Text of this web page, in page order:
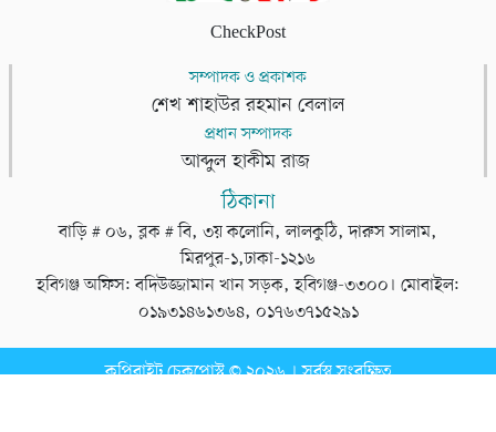
CheckPost
সম্পাদক ও প্রকাশক
শেখ শাহাউর রহমান বেলাল
প্রধান সম্পাদক
আব্দুল হাকীম রাজ
ঠিকানা
বাড়ি # ০৬, ব্লক # বি, ৩য় কলোনি, লালকুঠি, দারুস সালাম,
মিরপুর-১,ঢাকা-১২১৬
হবিগঞ্জ অফিস: বদিউজ্জামান খান সড়ক, হবিগঞ্জ-৩৩০০। মোবাইল:
০১৯৩১৪৬১৩৬৪, ০১৭৬৩৭১৫২৯১
কপিরাইট চেকপোস্ট © ২০২৬ । সর্বস্ব সংরক্ষিত